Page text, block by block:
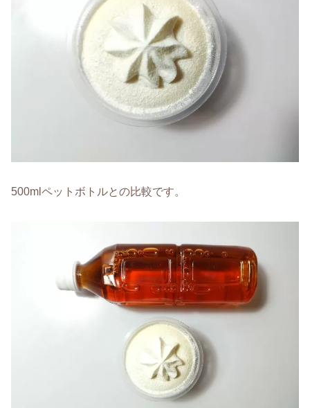
500mlペットボトルとの比較です。